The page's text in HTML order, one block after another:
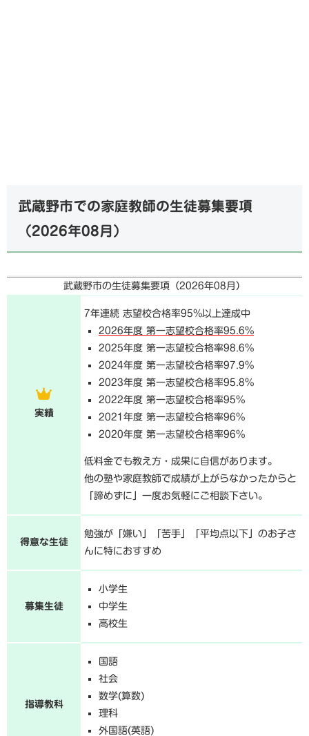
武蔵野市での家庭教師の生徒募集要項
（2026年08月 ）
武蔵野市の生徒募集要項（2026年08月 ）
実績
7年連続 志望校合格率95%以上達成中
2026年度 第一志望校合格率95.6%
2025年度 第一志望校合格率98.6%
2024年度 第一志望校合格率97.9%
2023年度 第一志望校合格率95.8%
2022年度 第一志望校合格率95%
2021年度 第一志望校合格率96%
2020年度 第一志望校合格率96%
低料金でも教え方・成果に自信があります。
他の塾や家庭教師で成績が上がらなかったからと
「諦めずに」一度お気軽にご相談下さい。
得意な生徒
勉強が「嫌い」「苦手」「平均点以下」のお子さ
んに特におすすめ
募集生徒
小学生
中学生
高校生
指導教科
国語
社会
数学(算数)
理科
外国語(英語)